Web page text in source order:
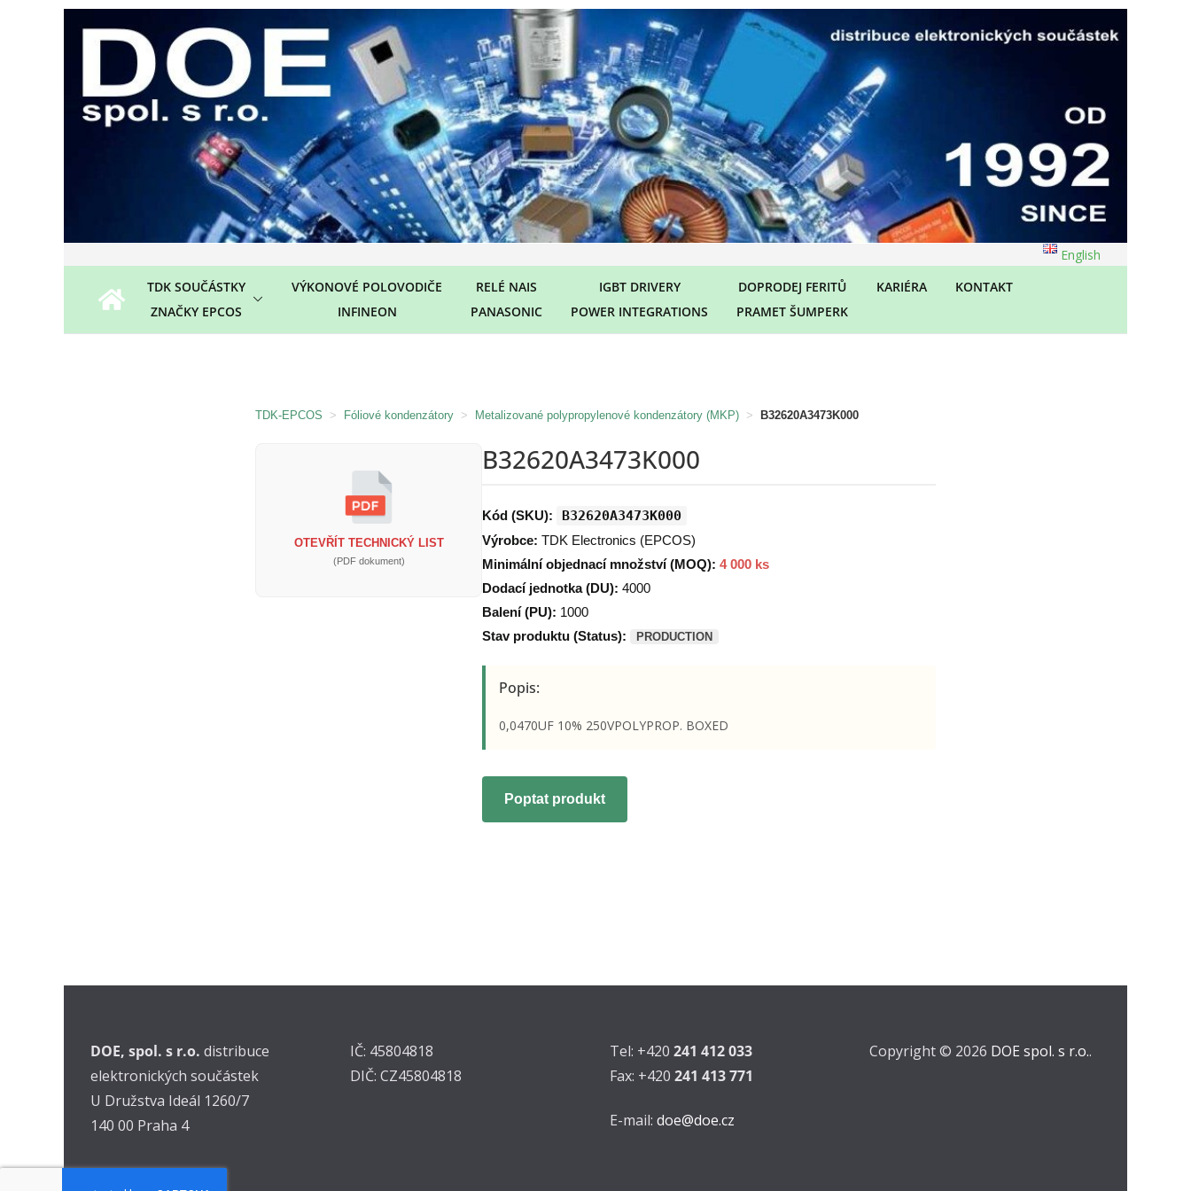
English
TDK SOUČÁSTKY
ZNAČKY EPCOS
VÝKONOVÉ POLOVODIČE
INFINEON
RELÉ NAIS
PANASONIC
IGBT DRIVERY
POWER INTEGRATIONS
DOPRODEJ FERITŮ
PRAMET ŠUMPERK
KARIÉRA KONTAKT
TDK-EPCOS > Fóliové kondenzátory > Metalizované polypropylenové kondenzátory (MKP) > B32620A3473K000
OTEVŘÍT TECHNICKÝ LIST
(PDF dokument)
B32620A3473K000
Kód (SKU): B32620A3473K000
Výrobce: TDK Electronics (EPCOS)
Minimální objednací množství (MOQ): 4 000 ks
Dodací jednotka (DU): 4000
Balení (PU): 1000
Stav produktu (Status):
PRODUCTION
Popis:
0,0470UF 10% 250VPOLYPROP. BOXED
Poptat produkt
DOE, spol. s r.o. distribuce
elektronických součástek
U Družstva Ideál 1260/7
140 00 Praha 4
IČ: 45804818
DIČ: CZ45804818
Tel: +420 241 412 033
Fax: +420 241 413 771
E-mail: doe@doe.cz
Copyright © 2026 DOE spol. s r.o..